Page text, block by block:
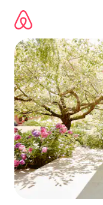
directement
contenu